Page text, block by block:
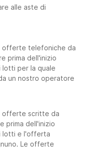
alle aste di
offerte telefoniche da
prima dell'inizio
lotti per la quale
un nostro operatore
offerte scritte da
prima dell'inizio
lotti e l'offerta
Le offerte